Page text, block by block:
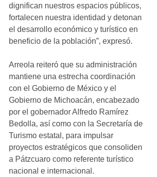
dignifican nuestros espacios públicos,
fortalecen nuestra identidad y detonan
el desarrollo económico y turístico en
beneficio de la población”, expresó.
Arreola reiteró que su administración
mantiene una estrecha coordinación
con el Gobierno de México y el
Gobierno de Michoacán, encabezado
por el gobernador Alfredo Ramírez
Bedolla, así como con la Secretaría de
Turismo estatal, para impulsar
proyectos estratégicos que consoliden
a Pátzcuaro como referente turístico
nacional e internacional.